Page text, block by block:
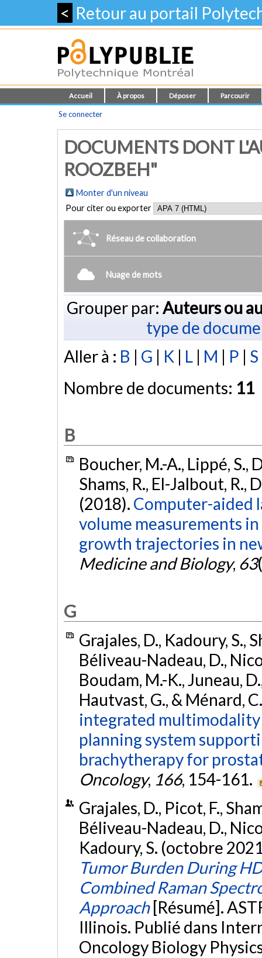
< Retour au portail
Accueil À propos Déposer Parcourir
Se connecter
DOCUMENTS DONT
ROOZBEH"
Monter d'un niveau
Pour citer ou exporter
Réseau de collaboration
Nuage de mots
Grouper par: Auteurs ou
type de
Aller à : B | G | K | L | M | P | S
Nombre de documents: 11
B
Boucher, M.-A., Lippé, S.,
Shams, R., El-Jalbout, R.,
(2018). Computer-aided
volume measurements
growth trajectories in
Medicine and Biology, 63
G
Grajales, D., Kadoury, S.,
Béliveau-Nadeau, D.,
Boudam, M.-K., Juneau,
Hautvast, G., & Ménard,
integrated multimodality
planning system
brachytherapy for
Oncology, 166, 154-161.
Grajales, D., Picot, F.,
Béliveau-Nadeau, D.,
Kadoury, S. (octobre
Tumor Burden During
Combined Raman
Approach [Résumé].
Illinois. Publié dans
Oncology Biology